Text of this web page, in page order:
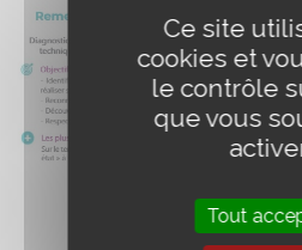
Ce site
cookies et
le contrôle
que vous
Tout